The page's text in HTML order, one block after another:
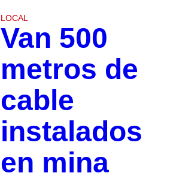
LOCAL
Van 500
metros de
cable
instalados
en mina